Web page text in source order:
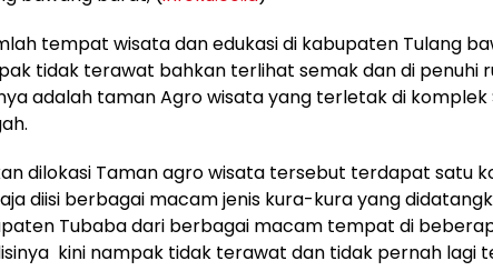
tempat wisata dan edukasi di kabupaten Tulang
tidak terawat bahkan terlihat semak dan di penuhi
adalah taman Agro wisata yang terletak di komplek
dilokasi Taman agro wisata tersebut terdapat satu
diisi berbagai macam jenis kura-kura yang
Tubaba dari berbagai macam tempat di
kini nampak tidak terawat dan tidak pernah lagi